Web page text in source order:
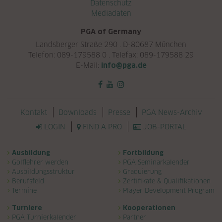
Datenschutz
Mediadaten
PGA of Germany
Landsberger Straße 290 . D-80687 München
Telefon: 089-179588 0 . Telefax: 089-179588 29
E-Mail:
info@pga.de
Navigation überspringen
Kontakt Downloads Presse
PGA News-Archiv
LOGIN
FIND A PRO JOB-PORTAL
Navigation überspringen
Ausbildung
Golflehrer werden
Ausbildungsstruktur
Berufsfeld
Termine
Fortbildung
PGA Seminarkalender
Graduierung
Zertifikate & Qualifikationen
Player Development Program
Turniere
PGA Turnierkalender
Kooperationen
Partner